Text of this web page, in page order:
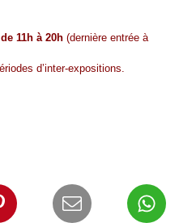
11h à 20h (dernière entrée à
d’inter-expositions.